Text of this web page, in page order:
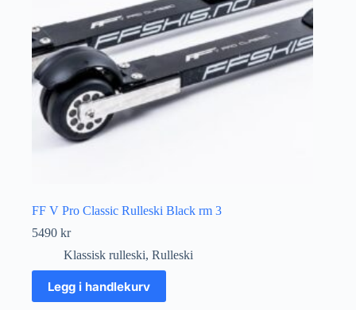
FF V Pro Classic Rulleski Black rm 3
5490 kr
Klassisk rulleski, Rulleski
Legg i handlekurv